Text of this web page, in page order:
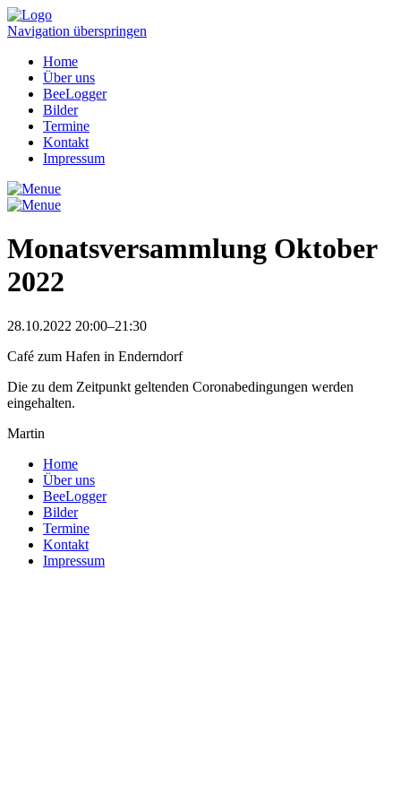
Navigation überspringen
Home
Über uns
BeeLogger
Bilder
Termine
Kontakt
Impressum
Monatsversammlung Oktober
2022
28.10.2022 20:00–21:30
Café zum Hafen in Enderndorf
Die zu dem Zeitpunkt geltenden Coronabedingungen werden
eingehalten.
Martin
Home
Über uns
BeeLogger
Bilder
Termine
Kontakt
Impressum